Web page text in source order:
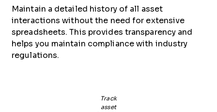
Maintain a detailed history of all asset
interactions without the need for extensive
spreadsheets. This provides transparency and
helps you maintain compliance with industry
regulations.
Track
asset